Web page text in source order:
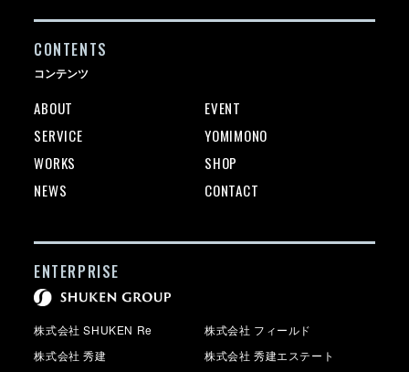
CONTENTS
コンテンツ
ABOUT
EVENT
SERVICE
YOMIMONO
WORKS
SHOP
NEWS
CONTACT
ENTERPRISE
株式会社 SHUKEN Re
株式会社 フィールド
株式会社 秀建
株式会社 秀建エステート